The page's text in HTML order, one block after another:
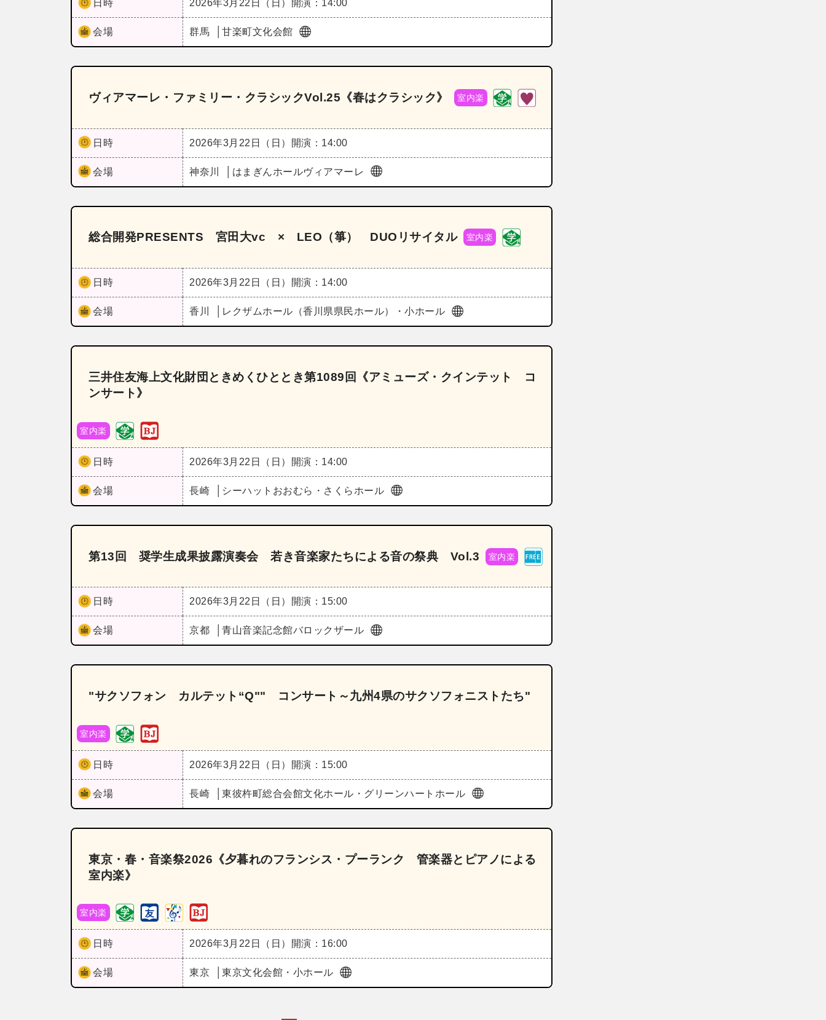
日時 2026年3月22日（日） 開演：14:00
会場 群馬 甘楽町文化会館
ヴィアマーレ・ファミリー・クラシックVol.25《春はクラシック》 室内楽
日時 2026年3月22日（日） 開演：14:00
会場 神奈川 はまぎんホールヴィアマーレ
総合開発PRESENTS 宮田大vc × LEO（箏） DUOリサイタル 室内楽
日時 2026年3月22日（日） 開演：14:00
会場 香川 レクザムホール（香川県県民ホール）・小ホール
三井住友海上文化財団ときめくひととき第1089回《アミューズ・クインテット コ
ンサート》
室内楽
日時 2026年3月22日（日） 開演：14:00
会場 長崎 シーハットおおむら・さくらホール
第13回 奨学生成果披露演奏会 若き音楽家たちによる音の祭典 Vol.3 室内楽
日時 2026年3月22日（日） 開演：15:00
会場 京都 青山音楽記念館バロックザール
"サクソフォン カルテット“Q"" コンサート～九州4県のサクソフォニストたち"
室内楽
日時 2026年3月22日（日） 開演：15:00
会場 長崎 東彼杵町総合会館文化ホール・グリーンハートホール
東京・春・音楽祭2026《夕暮れのフランシス・プーランク 管楽器とピアノによる
室内楽》
室内楽
日時 2026年3月22日（日） 開演：16:00
会場 東京 東京文化会館・小ホール